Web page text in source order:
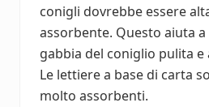
conigli dovrebbe essere
assorbente. Questo aiuta
gabbia del coniglio pulita
Le lettiere a base di carta
molto assorbenti.